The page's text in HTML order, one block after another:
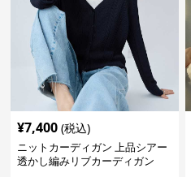
¥7,400 (税込)
ニットカーディガン 上品シアー
透かし編みリブカーディガン